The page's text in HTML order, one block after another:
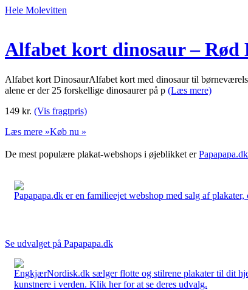
Hele Molevitten
Alfabet kort dinosaur – Rød
Alfabet kort DinosaurAlfabet kort med dinosaur til
alene er der 25 forskellige dinosaurer på p (Læs mere)
149 kr. (Vis fragtpris)
Læs mere »Køb nu »
De mest populære plakat-webshops i øjeblikket erPapapapa.dk
Papapapa.dk er en familieejet webshop med salg af
Se udvalget på Papapapa.dk
EngkjærNordisk.dk sælger flotte og stilrene plakater til dit
kunstnere i verden. Klik her for at se deres udvalg.